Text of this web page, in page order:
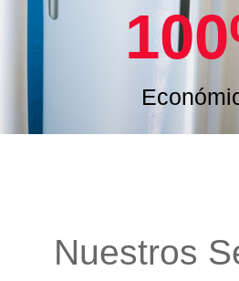
100
Nuestros